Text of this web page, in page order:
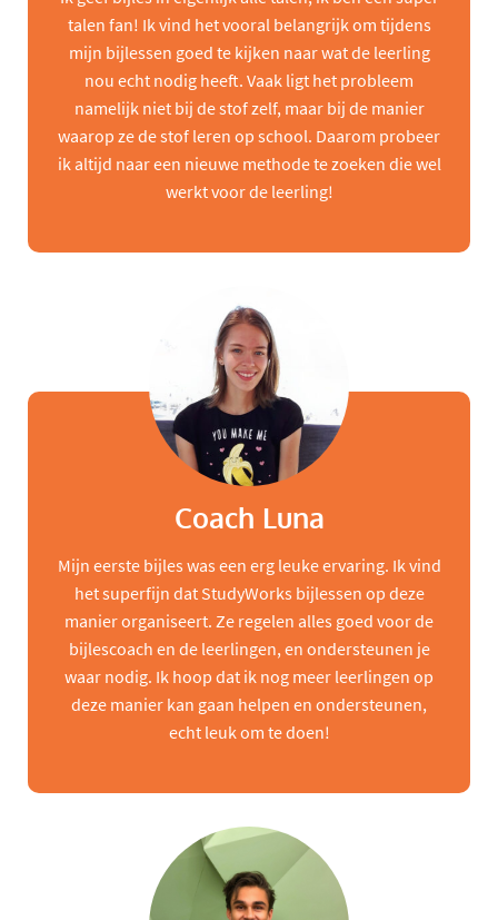
talen fan! Ik vind het vooral belangrijk om tijdens
mijn bijlessen goed te kijken naar wat de leerling
nou echt nodig heeft. Vaak ligt het probleem
namelijk niet bij de stof zelf, maar bij de manier
waarop ze de stof leren op school. Daarom probeer
ik altijd naar een nieuwe methode te zoeken die wel
werkt voor de leerling!
Coach Luna
Mijn eerste bijles was een erg leuke ervaring. Ik vind
het superfijn dat StudyWorks bijlessen op deze
manier organiseert. Ze regelen alles goed voor de
bijlescoach en de leerlingen, en ondersteunen je
waar nodig. Ik hoop dat ik nog meer leerlingen op
deze manier kan gaan helpen en ondersteunen,
echt leuk om te doen!